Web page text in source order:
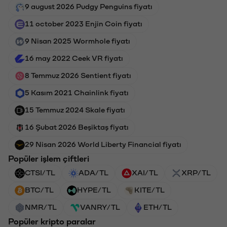
9 august 2026 Pudgy Penguins fiyatı
11 october 2023 Enjin Coin fiyatı
9 Nisan 2025 Wormhole fiyatı
16 may 2022 Ceek VR fiyatı
8 Temmuz 2026 Sentient fiyatı
5 Kasım 2021 Chainlink fiyatı
15 Temmuz 2024 Skale fiyatı
16 Şubat 2026 Beşiktaş fiyatı
29 Nisan 2026 World Liberty Financial fiyatı
Popüler işlem çiftleri
CTSI/TL ADA/TL XAI/TL XRP/TL
BTC/TL HYPE/TL KITE/TL
NMR/TL VANRY/TL ETH/TL
Popüler kripto paralar